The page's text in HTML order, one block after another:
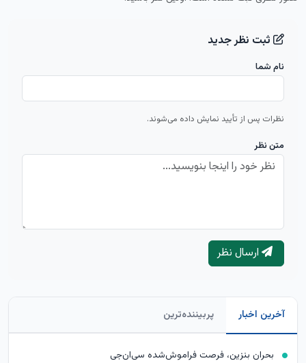
ثبت نظر جدید
نام شما
نظرات پس از تأیید نمایش داده می‌شوند.
متن نظر
ارسال نظر
آخرین اخبار پربیننده‌ترین
بحران بنزین، فرصت فراموش‌شده سی‌ان‌جی